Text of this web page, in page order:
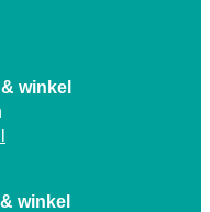
& winkel
winkel